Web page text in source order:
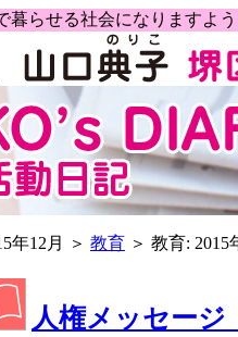
暮らせる社会になります
年12月 ＞ 教育 ＞ 教育: 2015
人権メッセー